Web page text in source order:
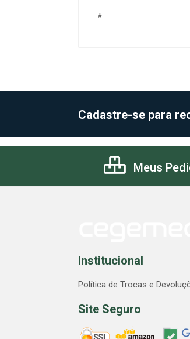
*
Cadastre-se para
Meus
Institucional
Política de Trocas e
Site Seguro